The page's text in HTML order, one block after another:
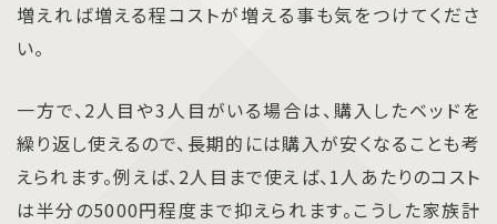
増えれば増える程コストが増える事も気をつけてくださ
い。
一方で、2人目や3人目がいる場合は、購入したベッドを
繰り返し使えるので、長期的には購入が安くなることも考
えられます。例えば、2人目まで使えば、1人あたりのコスト
は半分の5000円程度まで抑えられます。こうした家族計